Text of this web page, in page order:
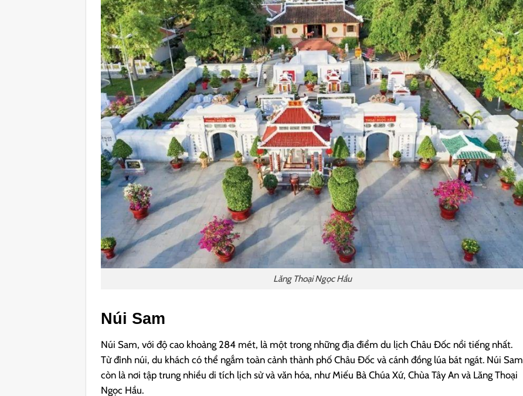
Lăng Thoại Ngọc Hầu
Núi Sam
Núi Sam, với độ cao khoảng 284 mét, là một trong những địa điểm du lịch Châu Đốc nổi tiếng nhất.
Từ đỉnh núi, du khách có thể ngắm toàn cảnh thành phố Châu Đốc và cánh đồng lúa bát ngát. Núi Sam
còn là nơi tập trung nhiều di tích lịch sử và văn hóa, như Miếu Bà Chúa Xứ, Chùa Tây An và Lăng Thoại
Ngọc Hầu.